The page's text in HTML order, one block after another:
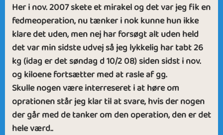
Her i nov. 2007 skete et mirakel og det var jeg fik en
fedmeoperation, nu tænker i nok kunne hun ikke
klare det uden, men nej har forsøgt alt uden held
det var min sidste udvej så jeg lykkelig har tabt 26
kg (idag er det søndag d 10/2 08) siden sidst i nov.
og kiloene fortsætter med at rasle af gg.
Skulle nogen være interreseret i at høre om
oprationen står jeg klar til at svare, hvis der nogen
der går med de tanker om den operation, den er det
hele værd..